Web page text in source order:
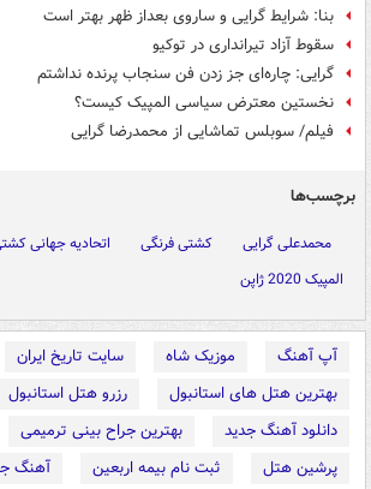
بنا: شرایط گرایی و ساروی بعداز ظهر بهتر است
سقوط آزاد تیرانداری در توکیو
گرایی: چاره‌ای جز زدن فن سنجاب پرنده نداشتم
نخستین معترض سیاسی المپیک کیست؟
فیلم/ سوبلس تماشایی از محمدرضا گرایی
برچسب‌ها
محمدعلی گرایی کشتی فرنگی اتحادیه جهانی
المپیک 2020 ژاپن
آپ آهنگ موزیک شاه
سایت تاریخ ایران
بهترین هتل های استانبول
رزرو هتل استانبول
دانلود آهنگ جدید
بهترین جراح بینی ترمیمی
پرشین هتل
ثبت نام بیمه اربعین
آهنگ